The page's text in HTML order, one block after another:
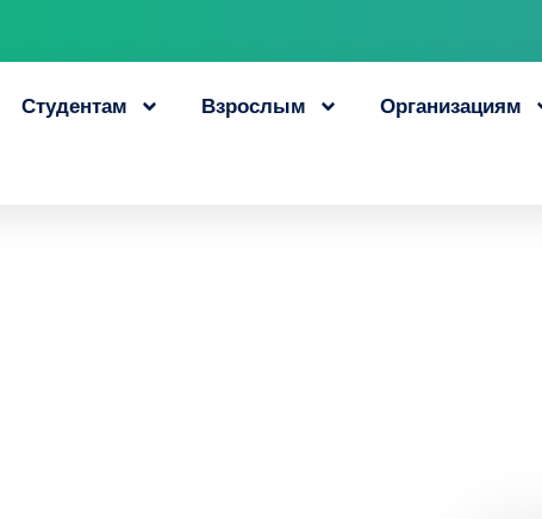
Студентам Взрослым Организациям